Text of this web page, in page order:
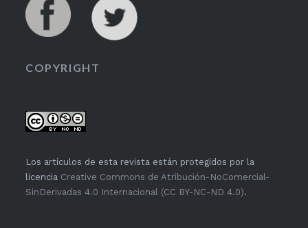
COPYRIGHT
Los artículos de esta revista están protegidos por la
licencia Creative Commons de Atribución-NoComercial-
SinDerivadas 4.0 Internacional (CC BY-NC-ND 4.0).